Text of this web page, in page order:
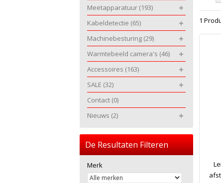
1
Meetapparatuur (193)
Kabeldetectie (65)
Machinebesturing (29)
Warmtebeeld camera's (46)
Accessoires (163)
SALE (32)
Contact (0)
Nieuws (2)
De Resultaten Filteren
Merk